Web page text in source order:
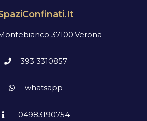
37100 Verona
393 3310857
whatsapp
04983190754